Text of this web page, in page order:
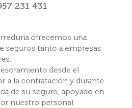
231 431
ofrecemos una
seguros tanto a empresas
desde el
a la contratación y durante
de su seguro, apoyado en
nuestro personal